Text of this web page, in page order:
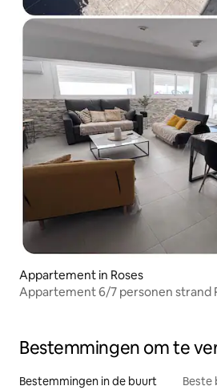
Appartement in Roses
Appartement 6/7 personen strand
Bestemmingen om te
Bestemmingen in de buurt Beste